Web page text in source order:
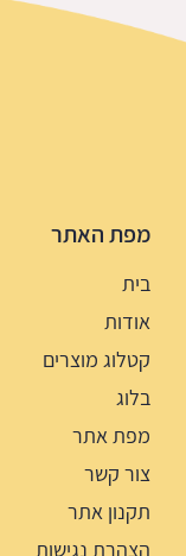
מפת האתר
בית
אודות
קטלוג מוצרים
בלוג
מפת אתר
צור קשר
תקנון אתר
הצהרת נגישות